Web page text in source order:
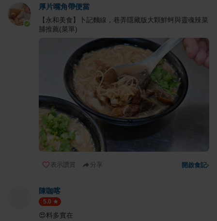
厚片嘴角帶便當
【永和美食】卜記麵線，巷弄隱藏版大顆鮮蚵與靈魂辣菜
脯推薦(菜單)
表示讚賞 分享 開啟食記›
陳咖喀
5.0
😍料多實在